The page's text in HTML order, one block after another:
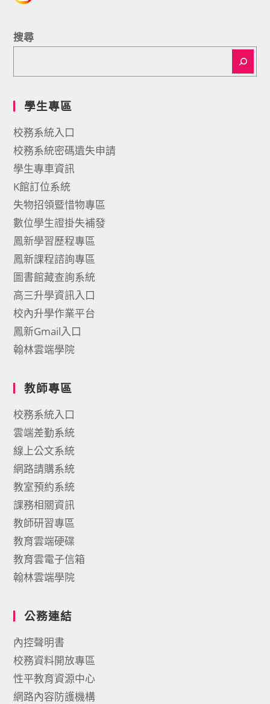
搜尋
學生專區
校務系統入口
校務系統密碼遺失申請
學生專車資訊
K館訂位系統
失物招領暨惜物專區
數位學生證掛失補發
鳳新學習歷程專區
鳳新課程諮詢專區
圖書館藏查詢系統
高三升學資訊入口
校內升學作業平台
鳳新Gmail入口
翰林雲端學院
教師專區
校務系統入口
雲端差勤系統
線上公文系統
網路請購系統
教室預約系統
課務相關資訊
教師研習專區
教育雲端硬碟
教育雲電子信箱
翰林雲端學院
公務連結
內控聲明書
校務資料開放專區
性平教育資源中心
網路內容防護機構